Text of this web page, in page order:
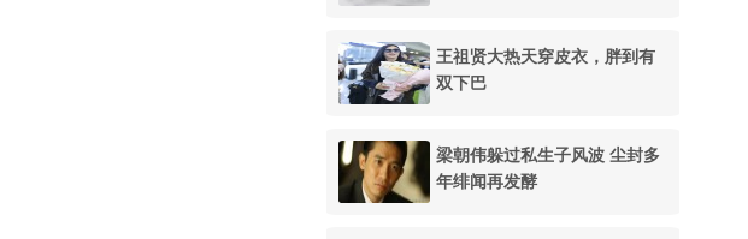
王祖贤大热天穿皮衣，胖到有
双下巴
梁朝伟躲过私生子风波 尘封多
年绯闻再发酵